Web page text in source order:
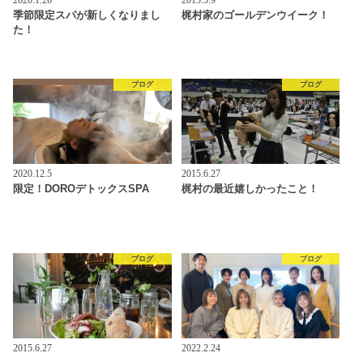
季節限定スパが新しくなりまし
た！
梶村家のゴールデンウイーク！
ブログ
2020.12.5
限定！DOROデトックスSPA
ブログ
2015.6.27
梶村の最近嬉しかったこと！
ブログ
2015.6.27
ブログ
2022.2.24